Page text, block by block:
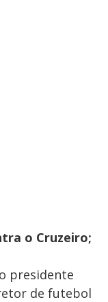
o Cruzeiro;
presidente
de futebol